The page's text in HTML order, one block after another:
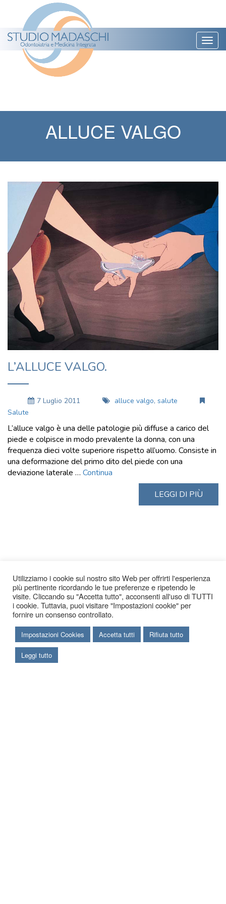
ALLUCE VALGO
L’ALLUCE VALGO.
7 Luglio 2011 alluce valgo, salute
Salute
L’alluce valgo è una delle patologie più diffuse a carico del
piede e colpisce in modo prevalente la donna, con una
frequenza dieci volte superiore rispetto all’uomo. Consiste in
una deformazione del primo dito del piede con una
deviazione laterale … Continua
LEGGI DI PIÙ
Utilizziamo i cookie sul nostro sito Web per offrirti l'esperienza
più pertinente ricordando le tue preferenze e ripetendo le
visite. Cliccando su "Accetta tutto", acconsenti all'uso di TUTTI
i cookie. Tuttavia, puoi visitare "Impostazioni cookie" per
fornire un consenso controllato.
Impostazioni Cookies Accetta tutti Rifiuta tutto
Leggi tutto